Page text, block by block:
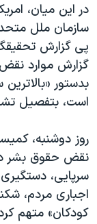
در این میان،
سازمان ملل
پی گزارش
گزارش موارد
بدستور
است، بتفصیل
روز دوشنبه،
نقض حقوق بشر در
سرپایی،
اجباری مردم،
کودکان» متهم